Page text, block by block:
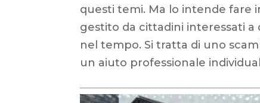
questi temi. Ma lo intende fare
gestito da cittadini interessati
nel tempo. Si tratta di uno
un aiuto professionale